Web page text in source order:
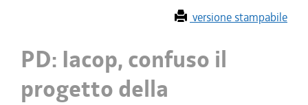
versione stampabile
PD: Iacop, confuso il
progetto della